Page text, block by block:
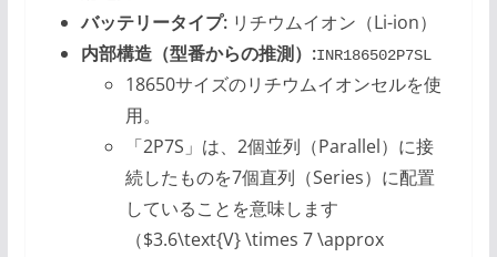
バッテリータイプ:リチウムイオン（Li-ion）
内部構造（型番からの推測）:INR186502P7SL
18650サイズのリチウムイオンセルを使
用。
「2P7S」は、2個並列（Parallel）に接
続したものを7個直列（Series）に配置
していることを意味します
（$3.6\text{V} \times 7 \approx